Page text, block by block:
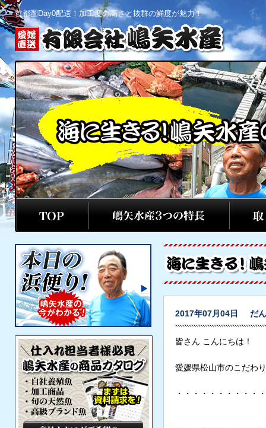
首都圏Day0配送！加工度の高さと抜群の鮮度が魅力！
2017年07月04日 だ
皆さん こんにちは！
愛媛県松山市のこだわ
・・・・・・・・・・